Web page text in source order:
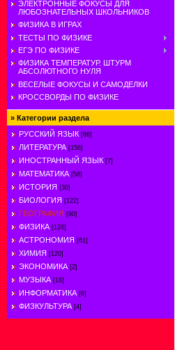
ЭЛЕКТРОННЫЕ ФОКУСЫ ДЛЯ
ЛЮБОЗНАТЕЛЬНЫХ ШКОЛЬНИКОВ
ФИЗИКА В ИГРАХ
ТЕСТЫ ПО ФИЗИКЕ
ЕГЭ ПО ФИЗИКЕ
ФИЗИКА ТЕМПЕРАТУР. ШТУРМ
АБСОЛЮТНОГО НУЛЯ
ВЕСЕЛЫЕ ФОКУСЫ И САМОДЕЛКИ
КРОССВОРДЫ ПО ФИЗИКЕ
» Категории раздела
РУССКИЙ ЯЗЫК [86]
ЛИТЕРАТУРА [156]
ИНОСТРАННЫЙ ЯЗЫК [7]
МАТЕМАТИКА [58]
ИСТОРИЯ [30]
БИОЛОГИЯ [122]
ГЕОГРАФИЯ [90]
ФИЗИКА [126]
АСТРОНОМИЯ [61]
ХИМИЯ [120]
ЭКОНОМИКА [2]
МУЗЫКА [18]
ИНФОРМАТИКА [6]
ФИЗКУЛЬТУРА [4]